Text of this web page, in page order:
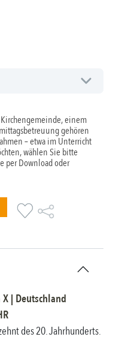
einem
gehören
– etwa im Unterricht
wählen Sie bitte
per Download oder
X| Deutschland
des 20. Jahrhunderts.